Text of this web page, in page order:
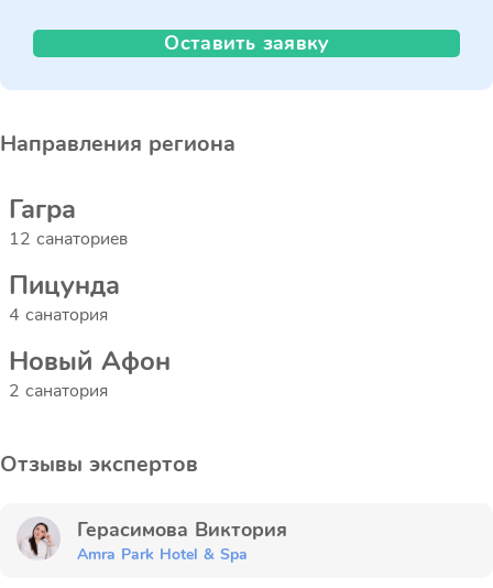
Оставить заявку
Направления региона
Гагра
12 санаториев
Пицунда
4 санатория
Новый Афон
2 санатория
Отзывы экспертов
Герасимова Виктория
Amra Park Hotel & Spa